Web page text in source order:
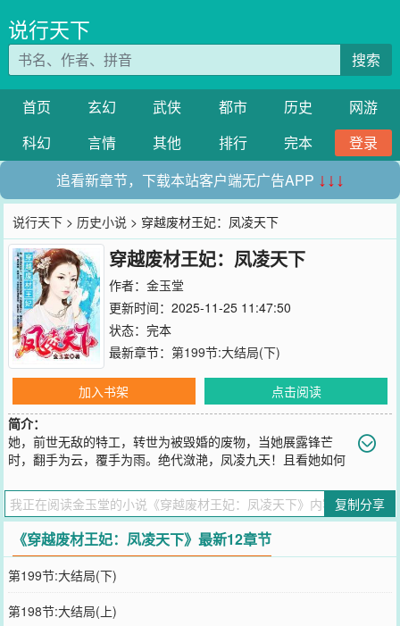
说行天下
搜索
首页 玄幻 武侠 都市 历史
网游
科幻
言情 其他 排行 完本
登录
追看新章节，下载本站客户端无广告APP ↓↓↓
说行天下 > 历史小说 > 穿越废材王妃：凤凌天下
穿越废材王妃：凤凌天下
作者： 金玉堂
更新时间：2025-11-25 11:47:50
状态：完本
最新章节： 第199节:大结局(下)
加入书架
点击阅读
简介：
她，前世无敌的特工，转世为被毁婚的废物，当她展露锋芒
时，翻手为云，覆手为雨。绝代潋滟，凤凌九天！且看她如何
模仿）
您要是觉得《穿越废材王妃：凤凌天下》还不错的话请不要忘记向您
QQ群和微博微信里的朋友推荐哦！
复制分享
《穿越废材王妃：凤凌天下》最新12章节
第199节:大结局(下)
第198节:大结局(上)